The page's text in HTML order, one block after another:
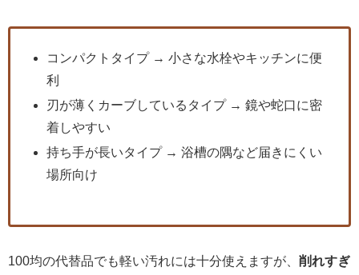
コンパクトタイプ → 小さな水栓やキッチンに便
利
刃が薄くカーブしているタイプ → 鏡や蛇口に密
着しやすい
持ち手が長いタイプ → 浴槽の隅など届きにくい
場所向け
100均の代替品でも軽い汚れには十分使えますが、 削れすぎ